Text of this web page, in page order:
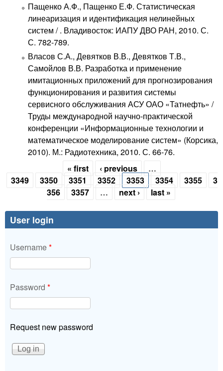
Пащенко А.Ф., Пащенко Е.Ф. Статистическая
линеаризация и идентификация нелинейных
систем / . Владивосток: ИАПУ ДВО РАН, 2010. С.
С. 782-789.
Власов С.А., Девятков В.В., Девятков Т.В.,
Самойлов В.В. Разработка и применение
имитационных приложений для прогнозирования
функционирования и развития системы
сервисного обслуживания АСУ ОАО «Татнефть» /
Труды международной научно-практической
конференции «Информационные технологии и
математическое моделирование систем» (Корсика,
2010). М.: Радиотехника, 2010. С. 66-76.
Pages
« first ‹ previous
…
3349
3350 3351 3352 3353 3354 3355
3
356
3357 … next › last »
User login
Username*
Password *
Request new password